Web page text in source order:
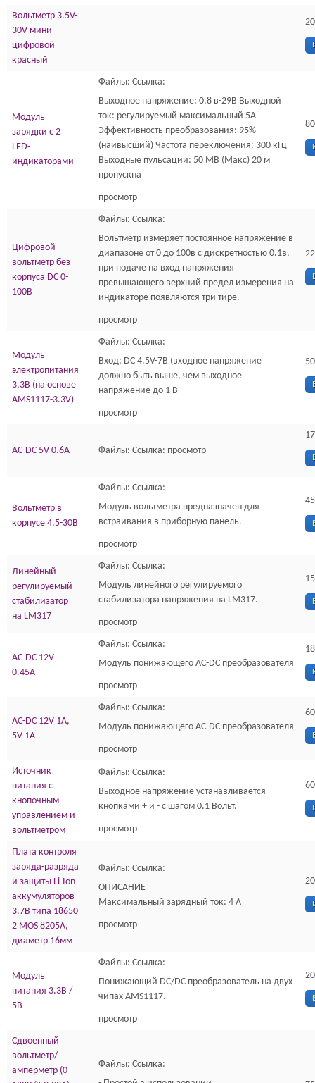
Вольтметр 3.5V-
30V мини
цифровой
красный
Модуль
зарядки с 2
LED-
индикаторами
Файлы: Ссылка:
Выходное напряжение: 0,8 в-29В Выходной
ток: регулируемый максимальный 5А
Эффективность преобразования: 95%
(наивысший) Частота переключения: 300 кГц
Выходные пульсации: 50 МВ (Макс) 20 м
пропускна
просмотр
Цифровой
вольтметр без
корпуса DC 0-
100В
Файлы: Ссылка:
Вольтметр измеряет постоянное напряжение в
диапазоне от 0 до 100в с дискретностью 0.1в,
при подаче на вход напряжения
превышающего верхний предел измерения на
индикаторе появляются три тире.
просмотр
Модуль
электропитания
3,3В (на основе
AMS1117-3.3V)
Файлы: Ссылка:
Вход: DC 4.5V-7В (входное напряжение
должно быть выше, чем выходное
напряжение до 1 В
просмотр
AC-DC 5V 0.6A Файлы: Ссылка: просмотр
Вольтметр в
корпусе 4.5-30В
Файлы: Ссылка:
Модуль вольтметра предназначен для
встраивания в приборную панель.
просмотр
Линейный
регулируемый
стабилизатор
на LM317
Файлы: Ссылка:
Модуль линейного регулируемого
стабилизатора напряжения на LM317.
просмотр
AC-DC 12V
0.45A
Файлы: Ссылка:
Модуль понижающего AC-DC преобразователя
просмотр
AC-DC 12V 1A,
5V 1A
Файлы: Ссылка:
Модуль понижающего AC-DC преобразователя
просмотр
Источник
питания с
кнопочным
управлением и
вольтметром
Файлы: Ссылка:
Выходное напряжение устанавливается
кнопками + и - с шагом 0.1 Вольт.
просмотр
Плата контроля
заряда-разряда
и защиты Li-Ion
аккумуляторов
3.7В типа 18650
2 MOS 8205A,
диаметр 16мм
Файлы: Ссылка:
ОПИСАНИЕ
Максимальный зарядный ток: 4 А
просмотр
Модуль
питания 3.3В /
5В
Файлы: Ссылка:
Понижающий DC/DC преобразователь на двух
чипах AMS1117.
просмотр
Сдвоенный
вольтметр/
амперметр (0-
Файлы: Ссылка: